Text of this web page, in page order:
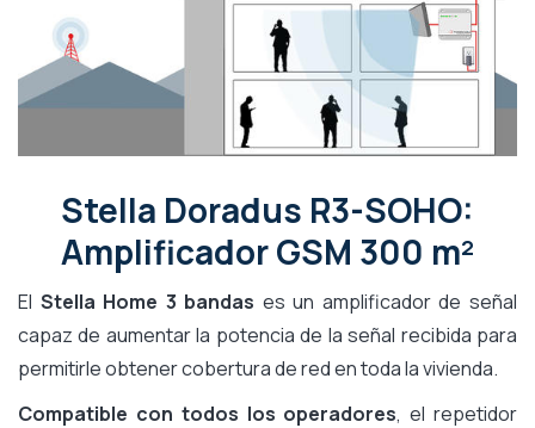
Stella Doradus R3-SOHO:
Amplificador GSM 300 m²
El Stella Home 3 bandas es un amplificador de señal
capaz de aumentar la potencia de la señal recibida para
permitirle obtener cobertura de red en toda la vivienda.
Compatible con todos los operadores, el repetidor